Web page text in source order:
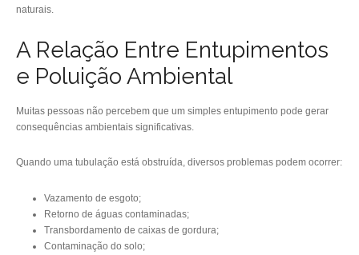
naturais.
A Relação Entre Entupimentos
e Poluição Ambiental
Muitas pessoas não percebem que um simples entupimento pode gerar
consequências ambientais significativas.
Quando uma tubulação está obstruída, diversos problemas podem ocorrer:
Vazamento de esgoto;
Retorno de águas contaminadas;
Transbordamento de caixas de gordura;
Contaminação do solo;